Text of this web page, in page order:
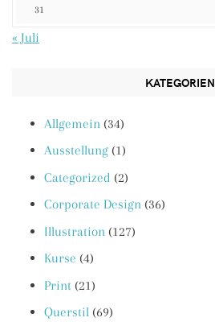
31
« Juli
KATEGORIEN
Allgemein (34)
Ausstellung (1)
Categorized (2)
Corporate Design (36)
Illustration (127)
Kurse (4)
Print (21)
Querstil (69)